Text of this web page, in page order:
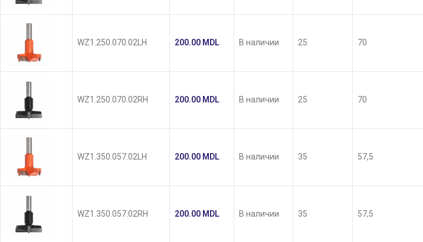
WZ1.250.070.02LH 200.00 MDL В наличии 25 70
WZ1.250.070.02RH 200.00 MDL В наличии 25 70
WZ1.350.057.02LH 200.00 MDL В наличии 35 57,5
WZ1.350.057.02RH 200.00 MDL В наличии 35 57,5